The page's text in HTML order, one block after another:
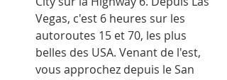
Vegas, c'est 6 heures sur les
autoroutes 15 et 70, les plus
belles des USA. Venant de l'est,
vous approchez depuis le San